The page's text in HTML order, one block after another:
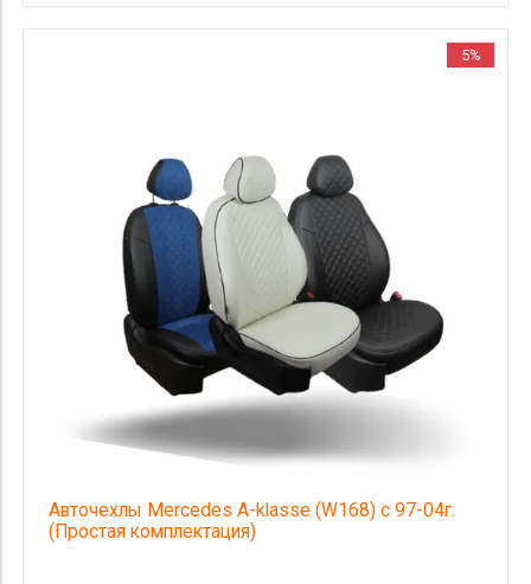
5%
Авточехлы Mercedes A-klasse (W168) с 97-04г.
(Простая комплектация)